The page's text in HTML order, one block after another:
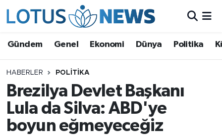
Gündem Genel Ekonomi Dünya Politika
HABERLER POLITIKA
Brezilya Devlet Başkanı
Lula da Silva: ABD'ye
boyun eğmeyeceğiz
Ekonomi
Dünya
Politika